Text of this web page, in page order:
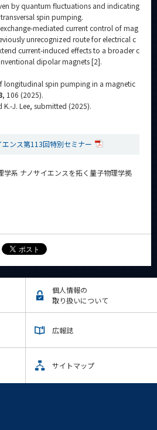
by quantum fluctuations and indicating
spin pumping.
mediated current control of mag
unrecognized route for electrical c
current-induced effects to a broader c
dipolar magnets [2].
longitudinal spin pumping in a magnetic
, 106 (2025).
K.-J. Lee, submitted (2025).
ンス第113回特別セミナー
学系 ナノサイエンスを拓く量子物理学拠
個人情報の
取り扱いについて
広報誌
サイトマップ